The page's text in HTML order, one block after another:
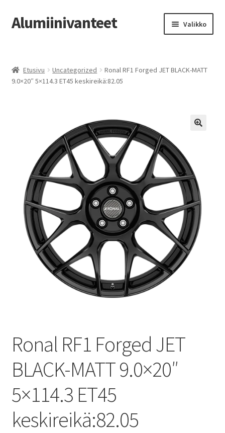
Siirry
navigointiin
Siirry
sisältöön
Alumiinivanteet Valikko
Kauppa
Vanteiden osto-opas
Auton renkaat
Yhteystiedot
Etusivu Uncategorized
Ronal RF1 Forged JET BLACK-MATT
9.0×20″ 5×114.3 ET45 keskireikä:82.05
Ronal RF1 Forged JET
BLACK-MATT 9.0×20″
5×114.3 ET45
keskireikä:82.05